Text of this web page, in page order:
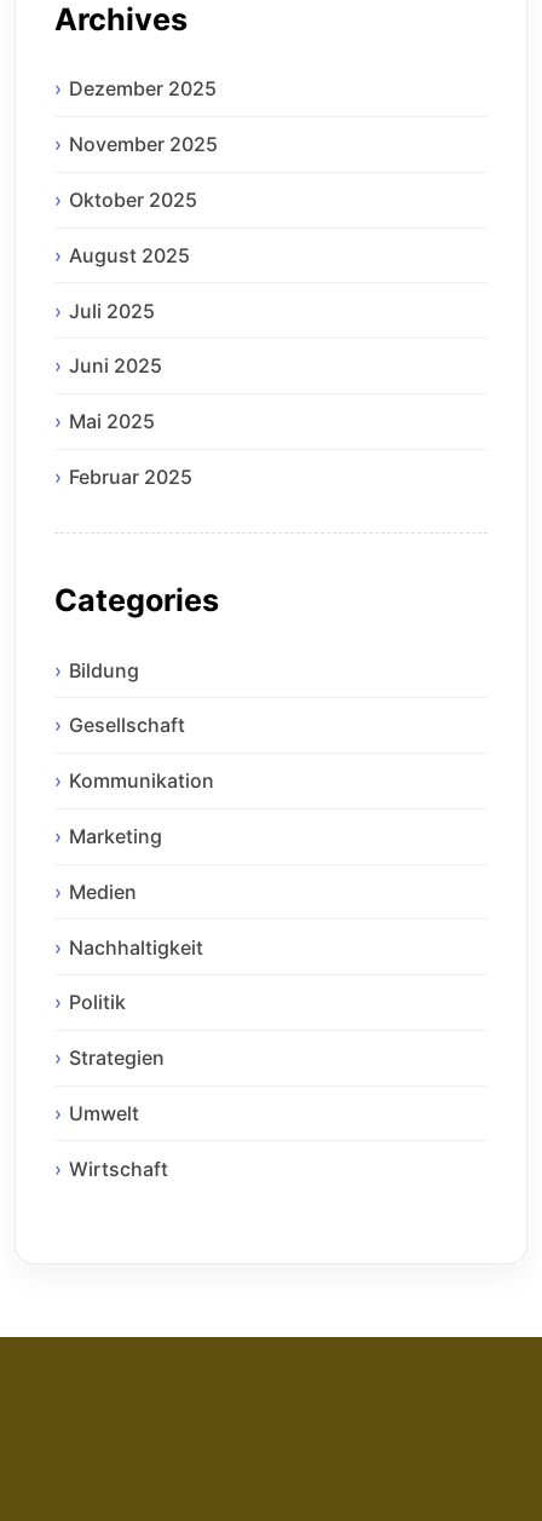
Archives
Dezember 2025
November 2025
Oktober 2025
August 2025
Juli 2025
Juni 2025
Mai 2025
Februar 2025
Categories
Bildung
Gesellschaft
Kommunikation
Marketing
Medien
Nachhaltigkeit
Politik
Strategien
Umwelt
Wirtschaft